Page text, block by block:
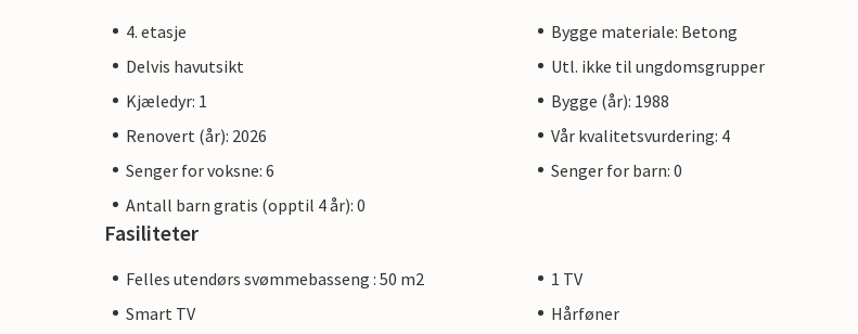
4. etasje
Bygge materiale: Betong
Delvis havutsikt
Utl. ikke til ungdomsgrupper
Kjæledyr: 1
Bygge (år): 1988
Renovert (år): 2026
Vår kvalitetsvurdering: 4
Senger for voksne: 6
Senger for barn: 0
Antall barn gratis (opptil 4 år): 0
Fasiliteter
Felles utendørs svømmebasseng : 50 m2
1 TV
Smart TV
Hårføner